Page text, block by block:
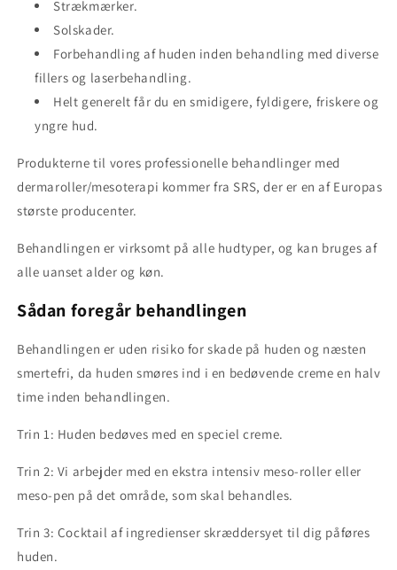
Strækmærker.
Solskader.
Forbehandling af huden inden behandling med diverse
fillers og laserbehandling.
Helt generelt får du en smidigere, fyldigere, friskere og
yngre hud.
Produkterne til vores professionelle behandlinger med
dermaroller/mesoterapi kommer fra SRS, der er en af Europas
største producenter.
Behandlingen er virksomt på alle hudtyper, og kan bruges af
alle uanset alder og køn.
Sådan foregår behandlingen
Behandlingen er uden risiko for skade på huden og næsten
smertefri, da huden smøres ind i en bedøvende creme en halv
time inden behandlingen.
Trin 1: Huden bedøves med en speciel creme.
Trin 2: Vi arbejder med en ekstra intensiv meso-roller eller
meso-pen på det område, som skal behandles.
Trin 3: Cocktail af ingredienser skræddersyet til dig påføres
huden.